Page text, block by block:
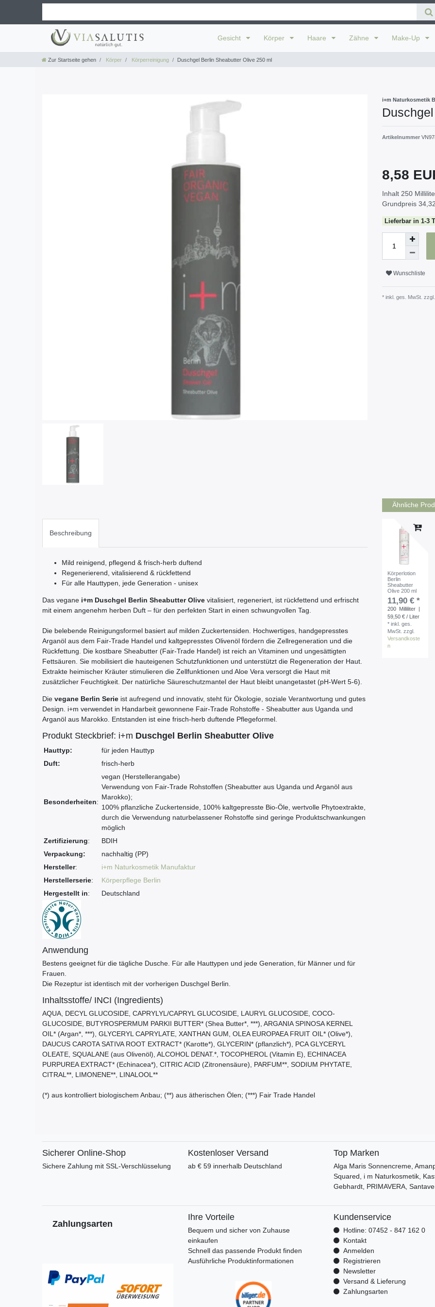
Gesicht Körper Haare Zähne Make-Up
Zur Startseite gehen Körper Körperreinigung Duschgel Berlin Sheabutter Olive 250 ml
i+m Naturkosmetik
Artikelnummer
8,58
Inhalt 250
Grundpreis
Lieferbar in 1-3
Wunschliste
* inkl. ges. MwSt. zzgl.
Beschreibung
Mild reinigend, pflegend & frisch-herb duftend
Regenerierend, vitalisierend & rückfettend
Für alle Hauttypen, jede Generation - unisex
Das vegane i+m Duschgel Berlin Sheabutter Olive vitalisiert, regeneriert, ist rückfettend und erfrischt
mit einem angenehm herben Duft – für den perfekten Start in einen schwungvollen Tag.
Die belebende Reinigungsformel basiert auf milden Zuckertensiden. Hochwertiges, handgepresstes
Arganöl aus dem Fair-Trade Handel und kaltgepresstes Olivenöl fördern die Zellregeneration und die
Rückfettung. Die kostbare Sheabutter (Fair-Trade Handel) ist reich an Vitaminen und ungesättigten
Fettsäuren. Sie mobilisiert die hauteigenen Schutzfunktionen und unterstützt die Regeneration der Haut.
Extrakte heimischer Kräuter stimulieren die Zellfunktionen und Aloe Vera versorgt die Haut mit
zusätzlicher Feuchtigkeit. Der natürliche Säureschutzmantel der Haut bleibt unangetastet (pH-Wert 5-6).
Die vegane Berlin Serie ist aufregend und innovativ, steht für Ökologie, soziale Verantwortung und gutes
Design. i+m verwendet in Handarbeit gewonnene Fair-Trade Rohstoffe - Sheabutter aus Uganda und
Arganöl aus Marokko. Entstanden ist eine frisch-herb duftende Pflegeformel.
Produkt Steckbrief: i+m Duschgel Berlin Sheabutter Olive
Hauttyp:
für jeden Hauttyp
Duft:
frisch-herb
Besonderheiten:
vegan (Herstellerangabe)
Verwendung von Fair-Trade Rohstoffen (Sheabutter aus Uganda und Arganöl aus
Marokko);
100% pflanzliche Zuckertenside, 100% kaltgepresste Bio-Öle, wertvolle Phytoextrakte,
durch die Verwendung naturbelassener Rohstoffe sind geringe Produktschwankungen
möglich
Zertifizierung:
BDIH
Verpackung:
nachhaltig (PP)
Hersteller:
i+m Naturkosmetik Manufaktur
Herstellerserie:
Körperpflege Berlin
Hergestellt in: Deutschland
Anwendung
Bestens geeignet für die tägliche Dusche. Für alle Hauttypen und jede Generation, für Männer und für
Frauen.
Die Rezeptur ist identisch mit der vorherigen Duschgel Berlin.
Inhaltsstoffe/ INCI (Ingredients)
AQUA, DECYL GLUCOSIDE, CAPRYLYL/CAPRYL GLUCOSIDE, LAURYL GLUCOSIDE, COCO-
GLUCOSIDE, BUTYROSPERMUM PARKII BUTTER* (Shea Butter*, ***), ARGANIA SPINOSA KERNEL
OIL* (Argan*, ***), GLYCERYL CAPRYLATE, XANTHAN GUM, OLEA EUROPAEA FRUIT OIL* (Olive*),
DAUCUS CAROTA SATIVA ROOT EXTRACT* (Karotte*), GLYCERIN* (pflanzlich*), PCA GLYCERYL
OLEATE, SQUALANE (aus Olivenöl), ALCOHOL DENAT.*, TOCOPHEROL (Vitamin E), ECHINACEA
PURPUREA EXTRACT* (Echinacea*), CITRIC ACID (Zitronensäure), PARFUM**, SODIUM PHYTATE,
CITRAL**, LIMONENE**, LINALOOL**
(*) aus kontrolliert biologischem Anbau; (**) aus ätherischen Ölen; (***) Fair Trade Handel
Ähnliche
Körperlotion
Berlin
Sheabutter
Olive 200 ml
11,90 € *
200 Milliliter |
59,50 € / Liter
*inkl. ges.
MwSt. zzgl.
Versandkoste
n
Sicherer Online-Shop
Sichere Zahlung mit SSL-Verschlüsselung
Kostenloser Versand
ab € 59 innerhalb Deutschland
Top Marken
Alga Maris Sonnencreme,
Squared, i m Naturkosmetik,
Gebhardt, PRIMAVERA,
Zahlungsarten
Ihre Vorteile
Bequem und sicher von Zuhause
einkaufen
Schnell das passende Produkt finden
Ausführliche Produktinformationen
Kundenservice
Hotline: 07452 - 847 162 0
Kontakt
Anmelden
Registrieren
Newsletter
Versand & Lieferung
Zahlungsarten